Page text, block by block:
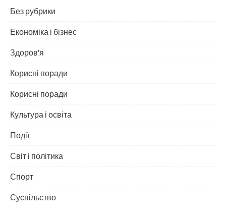
Без рубрики
Економіка і бізнес
Здоров'я
Корисні поради
Корисні поради
Культура і освіта
Події
Світ і політика
Спорт
Суспільство